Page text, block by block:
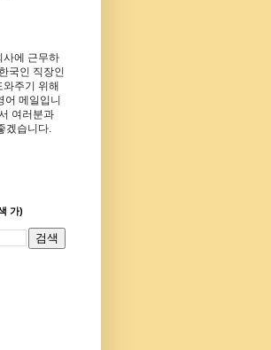
사에 근무하
국인 직장인
주기 위해
어 메일입니
여러분과
겠습니다.
가)